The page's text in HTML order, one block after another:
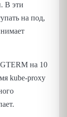
В эти
на под,
на 10
kube-proxy